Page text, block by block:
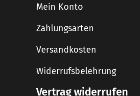
Mein Konto
Zahlungsarten
Versandkosten
Widerrufsbelehrung
Vertrag widerrufen